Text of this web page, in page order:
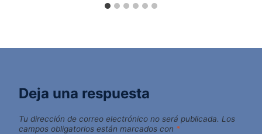
Deja una respuesta
Tu dirección de correo electrónico no será publicada. Los
campos obligatorios están marcados con *